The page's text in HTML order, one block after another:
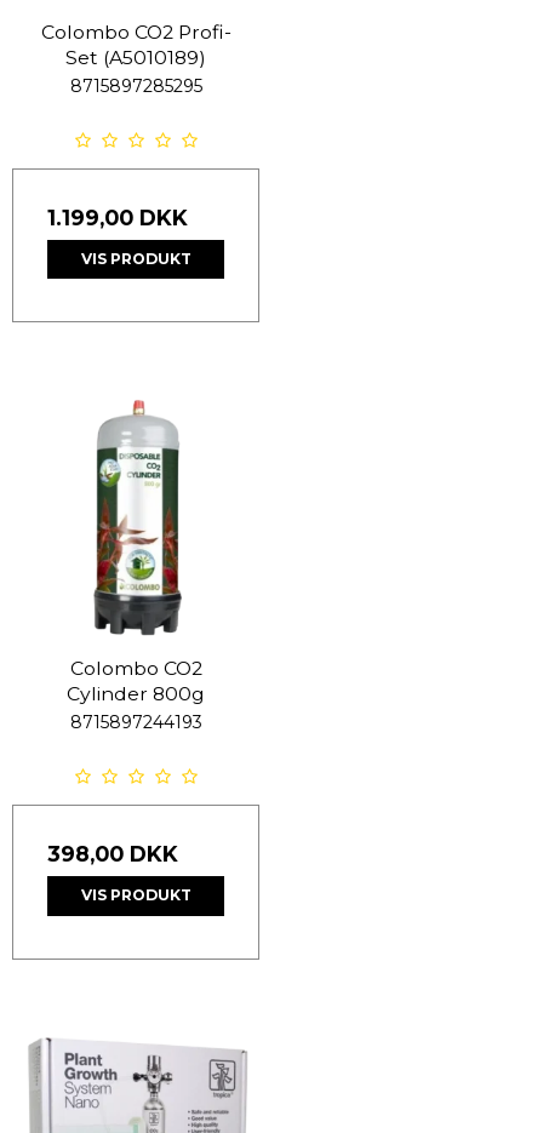
Colombo CO2 Profi-
Set (A5010189)
8715897285295
1.199,00 DKK
VIS PRODUKT
Colombo CO2
Cylinder 800g
8715897244193
398,00 DKK
VIS PRODUKT